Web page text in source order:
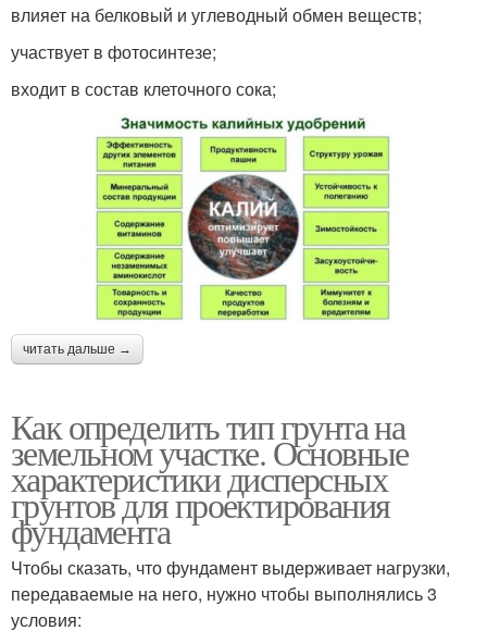
влияет на белковый и углеводный обмен веществ;
участвует в фотосинтезе;
входит в состав клеточного сока;
читать дальше →
Как определить тип грунта на
земельном участке. Основные
характеристики дисперсных
грунтов для проектирования
фундамента
Чтобы сказать, что фундамент выдерживает нагрузки,
передаваемые на него, нужно чтобы выполнялись 3
условия: